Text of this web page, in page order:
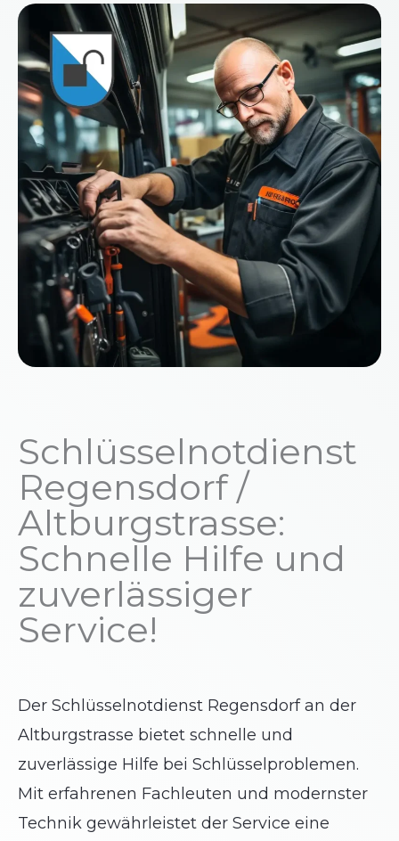
Schlüsselnotdienst
Regensdorf /
Altburgstrasse:
Schnelle Hilfe und
zuverlässiger
Service!
Der Schlüsselnotdienst Regensdorf an der
Altburgstrasse bietet schnelle und
zuverlässige Hilfe bei Schlüsselproblemen.
Mit erfahrenen Fachleuten und modernster
Technik gewährleistet der Service eine